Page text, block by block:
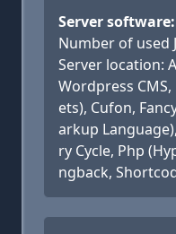
Server
Number of used
Server location:
Wordpress CMS,
ets), Cufon,
arkup
ry Cycle, Php
ngback,